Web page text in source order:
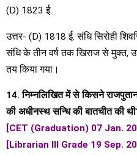
(D) 1823 ई.
उत्तर- (D) 1818 ई. संधि सिरोही
संधि के तीन वर्ष तक खिराज से
तय किया गया।
14. निम्नलिखित में से किसने
की अधीनस्थ सन्धि की बातचीत की
[CET (Graduation) 07 Jan.
[Librarian III Grade 19 Sep.